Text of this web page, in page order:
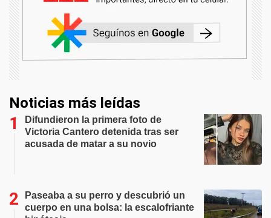
Noticias más leídas
Difundieron la primera foto de
Victoria Cantero detenida tras ser
acusada de matar a su novio
Paseaba a su perro y descubrió un
cuerpo en una bolsa: la escalofriante